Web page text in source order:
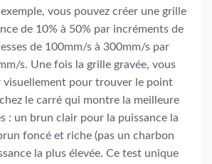
vous pouvez créer une grille
de 10% à 50% par incréments de
de 100mm/s à 300mm/s par
s. Une fois la grille gravée, vous
visuellement pour trouver le point
le carré qui montre la meilleure
: un brun clair pour la puissance la
foncé et riche (pas un charbon
la plus élevée. Ce test unique